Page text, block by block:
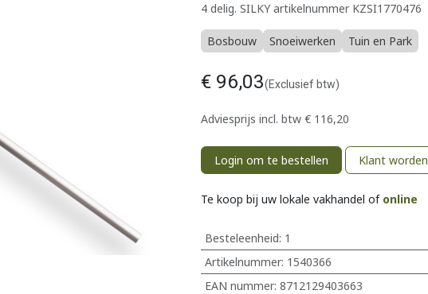
4 delig. SILKY artikelnummer KZSI1770476
Bosbouw Snoeiwerken Tuin en Park
€ 96,03(Exclusief btw)
Adviesprijs incl. btw € 116,20
Login om te bestellen Klant worden
Te koop bij uw lokale vakhandel of online
Besteleenheid: 1
Artikelnummer: 1540366
EAN nummer: 8712129403663